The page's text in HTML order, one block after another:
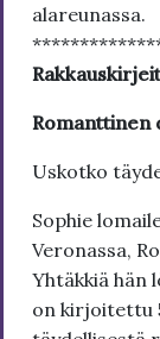
alareunassa.
Romanttinen
Uskotko
Sophie
Veronassa,
Yhtäkkiä hän
on kirjoitettu